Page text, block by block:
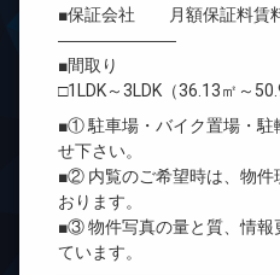
■保証会社 月額保証料賃
―――――――
■間取り
□1LDK～3LDK（36.13㎡～
■① 駐車場・バイク置場・駐
せ下さい。
■② 内覧のご希望時は、物件
おります。
■③ 物件写真の量と質、情報
ています。